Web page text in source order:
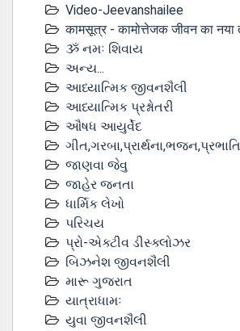
Video-Jeevanshailee
कामसूत्र - कामोत्तेजक जीवन का नया
ૐ નમઃ શિવાય
અન્ય...
આધ્યાત્મિક જીવનશૈલી
આધ્યાત્મિક પ્રશ્નોતરી
ઔષધ આયુર્વેદ
જાણવા જેવુ
જાહેર જનતા
ધાર્મિક લેખો
પરિચય
પ્રો-એક્ટીવ ડીસ્‍ક્લોઝર
બિઝનેશ જીવનશૈલી
મારૂ ગુજરાત
યાત્રાધામઃ
યુવા જીવનશૈલી